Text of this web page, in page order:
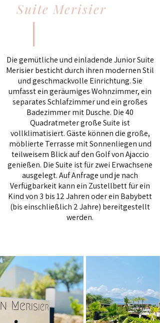
Suite Merisier
Die gemütliche und einladende Junior Suite
Merisier besticht durch ihren modernen Stil
und geschmackvolle Einrichtung. Sie
umfasst ein geräumiges Wohnzimmer, ein
separates Schlafzimmer und ein großes
Badezimmer mit Dusche. Die 40
Quadratmeter große Suite ist
vollklimatisiert. Gäste können die große,
möblierte Terrasse mit Sonnenliegen und
teilweisem Blick auf den Golf von Ajaccio
genießen. Die Suite ist für zwei Erwachsene
ausgelegt. Auf Anfrage und je nach
Verfügbarkeit kann ein Zustellbett für ein
Kind von 3 bis 12 Jahren oder ein Babybett
(bis einschließlich 2 Jahre) bereitgestellt
werden.